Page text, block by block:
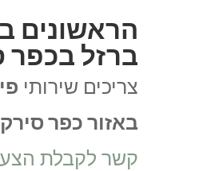
הראשונים
ברזל בכפר
צריכים שירותי
באזור כפר
קשר לקבלת